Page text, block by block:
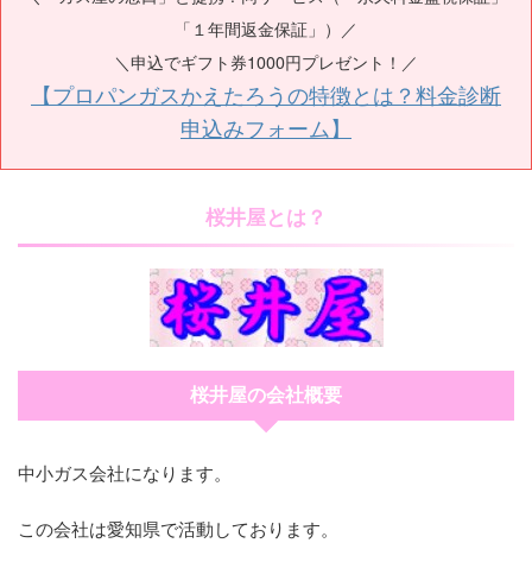
「１年間返金保証」）／
＼申込でギフト券1000円プレゼント！／
【プロパンガスかえたろうの特徴とは？料金診断
申込みフォーム】
桜井屋とは？
桜井屋の会社概要
中小ガス会社になります。
この会社は愛知県で活動しております。